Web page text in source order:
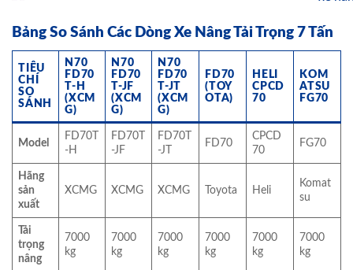
Bảng So Sánh Các Dòng Xe Nâng Tải Trọng 7 Tấn
TIÊU
CHÍ
SO
SÁNH
N70
FD70
T-H
(XCM
G)
N70
FD70
T-JF
(XCM
G)
N70
FD70
T-JT
(XCM
G)
FD70
(TOY
OTA)
HELI
CPCD
70
KOM
ATSU
FG70
Model
FD70T
-H
FD70T
-JF
FD70T
-JT
FD70
CPCD
70
FG70
Hãng
sản
xuất
XCMG XCMG XCMG Toyota Heli
Komat
su
Tải
trọng
nâng
7000
kg
7000
kg
7000
kg
7000
kg
7000
kg
7000
kg